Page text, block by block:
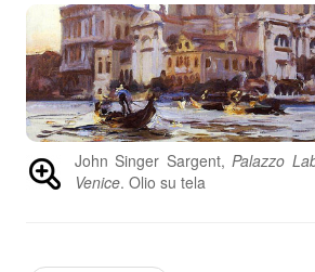
John Singer Sargent, Palazzo
Venice. Olio su tela